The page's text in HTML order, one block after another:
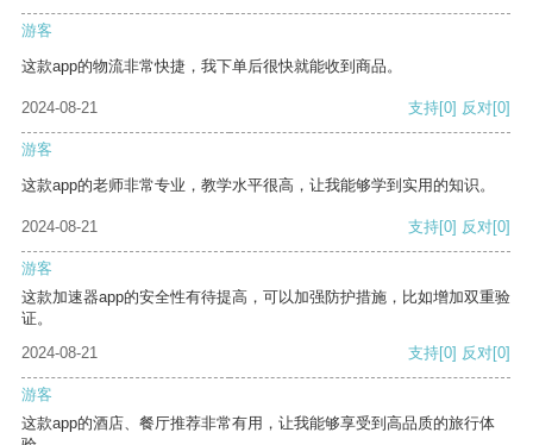
游客
这款app的物流非常快捷，我下单后很快就能收到商品。
2024-08-21 支持[0] 反对[0]
游客
这款app的老师非常专业，教学水平很高，让我能够学到实用的知识。
2024-08-21 支持[0] 反对[0]
游客
这款加速器app的安全性有待提高，可以加强防护措施，比如增加双重验
证。
2024-08-21
支持[0] 反对[0]
游客
这款app的酒店、餐厅推荐非常有用，让我能够享受到高品质的旅行体